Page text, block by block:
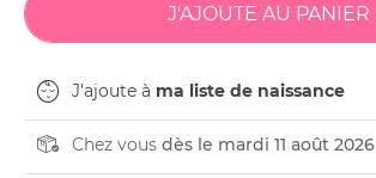
J'ajoute à ma liste de naissance
Chez vous dès le mardi 11 août 2026